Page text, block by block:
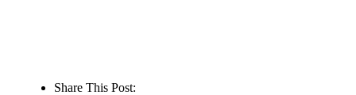
Share This Post: